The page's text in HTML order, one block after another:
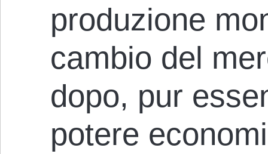
produzione
cambio del
dopo, pur
potere